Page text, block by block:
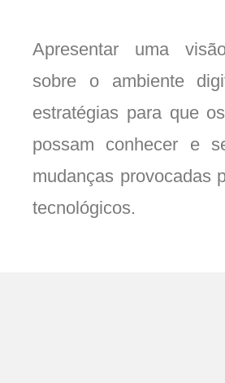
Apresentar uma
sobre o ambiente
estratégias para que
possam conhecer e
mudanças provocadas
tecnológicos.